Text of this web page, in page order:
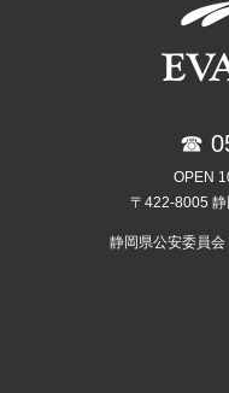
☎
OPEN
〒422-8005
静岡県公安委員